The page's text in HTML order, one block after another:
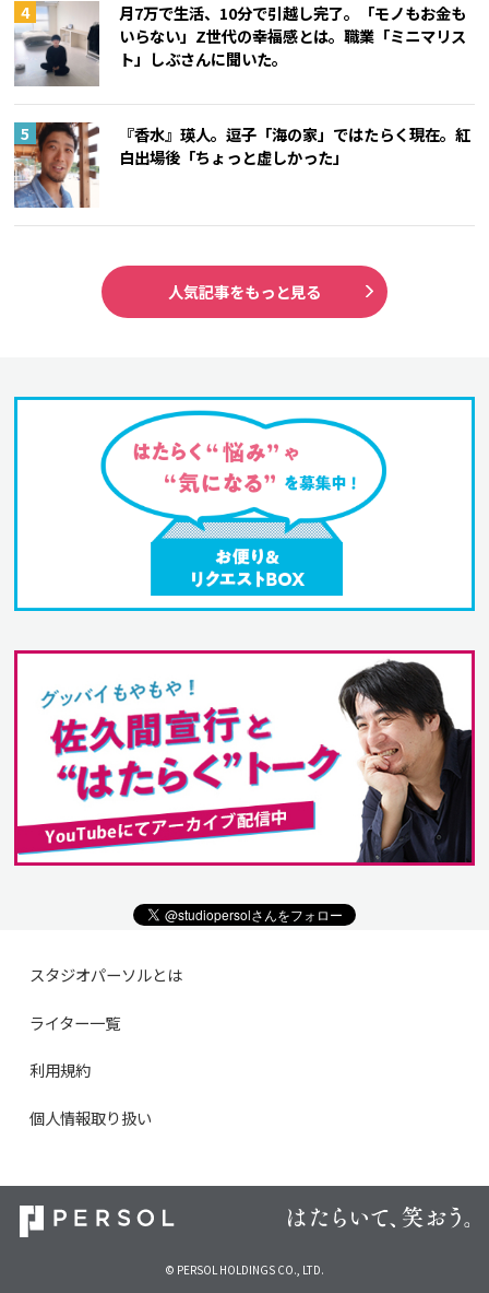
月7万で生活、10分で引越し完了。「モノもお金も
いらない」Z世代の幸福感とは。職業「ミニマリス
ト」しぶさんに聞いた。
『香水』瑛人。逗子「海の家」ではたらく現在。紅
白出場後「ちょっと虚しかった」
人気記事をもっと見る
スタジオパーソルとは
ライター一覧
利用規約
個人情報取り扱い
© PERSOL HOLDINGS CO., LTD.